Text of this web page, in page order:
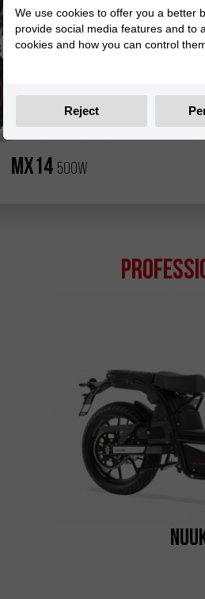
MX14 500W
We use cookies to offer you a better
provide social media features and to
cookies and how you can control
Reject